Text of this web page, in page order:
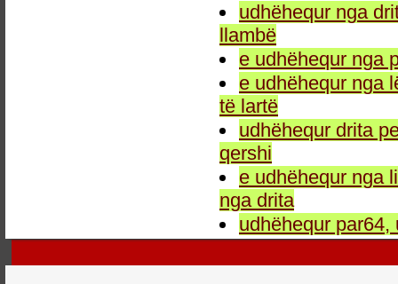
udhëhequr nga
llambë
e udhëhequr nga
e udhëhequr nga
të lartë
udhëhequr drita
qershi
e udhëhequr nga
nga drita
udhëhequr